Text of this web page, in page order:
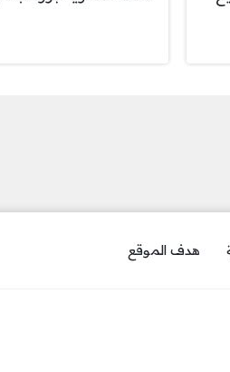
هدف الموقع